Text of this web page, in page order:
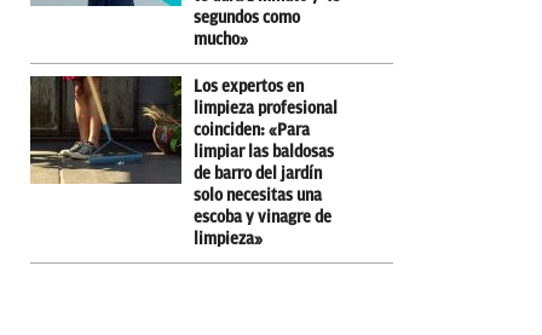
segundos como
mucho»
Los expertos en
limpieza profesional
coinciden: «Para
limpiar las baldosas
de barro del jardín
solo necesitas una
escoba y vinagre de
limpieza»